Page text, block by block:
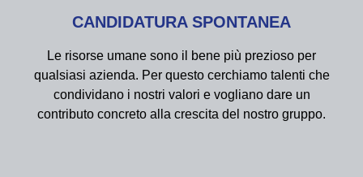
CANDIDATURA SPONTANEA
Le risorse umane sono il bene più prezioso per
qualsiasi azienda. Per questo cerchiamo talenti che
condividano i nostri valori e vogliano dare un
contributo concreto alla crescita del nostro gruppo.